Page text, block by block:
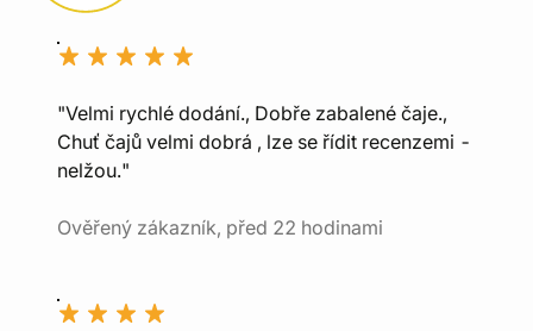
"Velmi rychlé dodání., Dobře zabalené čaje.,
Chuť čajů velmi dobrá , lze se řídit recenzemi -
nelžou."
Ověřený zákazník, před 22 hodinami